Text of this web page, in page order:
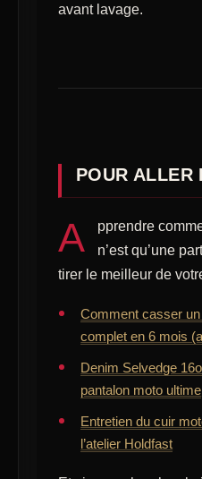
avant lavage.
POUR ALLER
A
pprendre
n’est qu’une
tirer le meilleur de
Comment casser
complet en 6 mois
Denim Selvedge
pantalon moto ultime
Entretien du cuir
l’atelier Holdfast